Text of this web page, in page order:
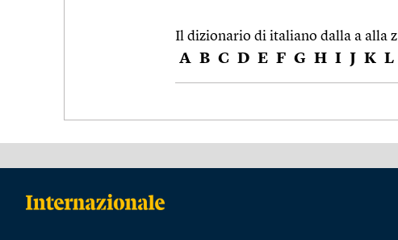
Il dizionario di italiano dalla a alla z
A B C D E F G H I J K L